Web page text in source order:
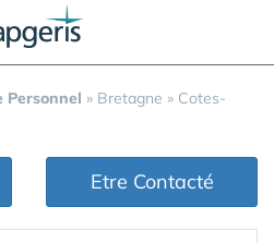
Personnel » Bretagne » Cotes-
Etre Contacté